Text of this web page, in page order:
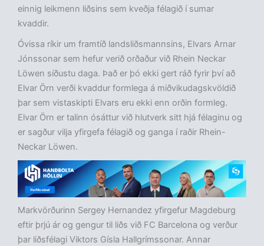
einnig leikmenn liðsins sem kveðja félagið í sumar
kvaddir.
Óvissa ríkir um framtíð landsliðsmannsins, Elvars Arnar
Jónssonar sem hefur verið orðaður við Rhein Neckar
Löwen síðustu daga. Það er þó ekki gert ráð fyrir því að
Elvar Örn verði kvaddur formlega á miðvikudagskvöldið
þar sem vistaskipti Elvars eru ekki enn orðin formleg.
Elvar Örn er talinn ósáttur við hlutverk sitt hjá félaginu og
er sagður vilja yfirgefa félagið og ganga í raðir Rhein-
Neckar Löwen.
Markvörðurinn Sergey Hernandez yfirgefur Magdeburg
eftir þrjú ár og gengur til liðs við FC Barcelona og verður
þar liðsfélagi Viktors Gísla Hallgrímssonar. Annar